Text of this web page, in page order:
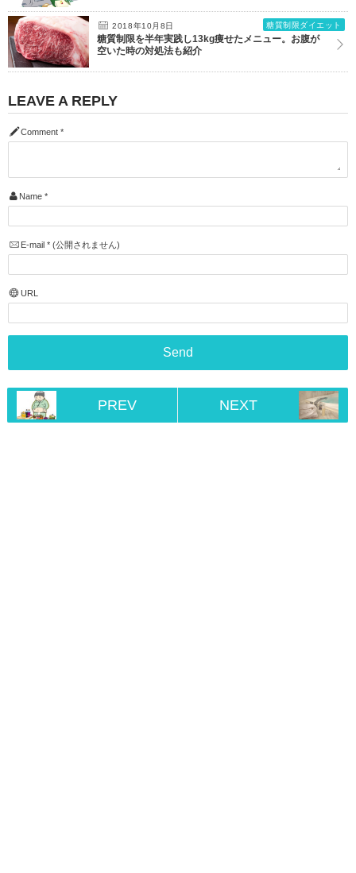
2018年10月8日 糖質制限ダイエット
糖質制限を半年実践し13kg痩せたメニュー。お腹が
空いた時の対処法も紹介
LEAVE A REPLY
Comment *
Name *
E-mail *(公開されません)
URL
PREV NEXT